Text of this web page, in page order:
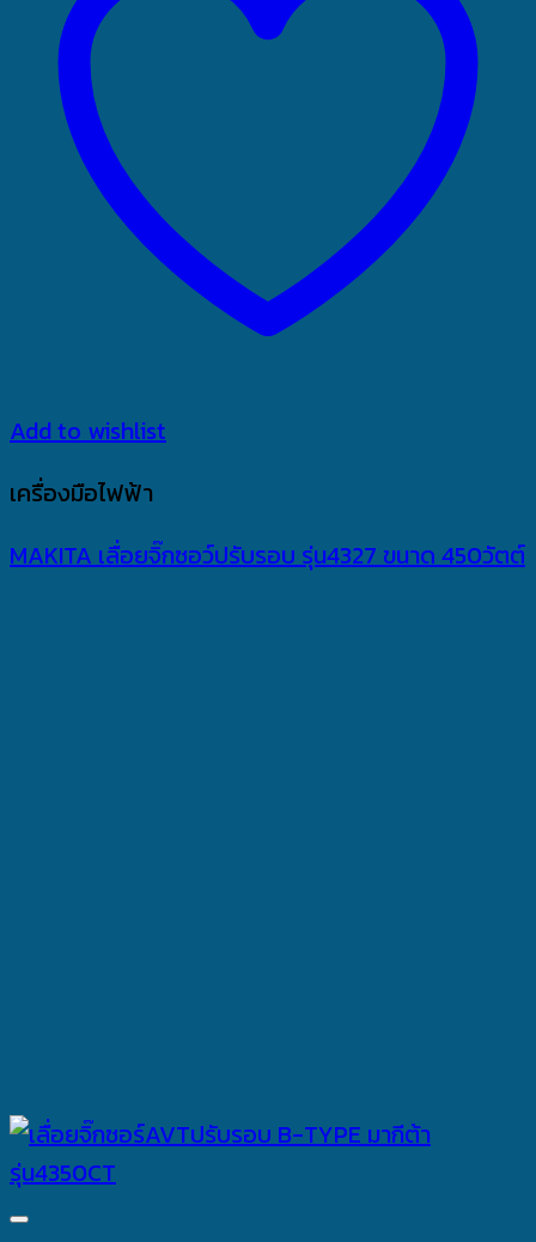
Add to wishlist
เครื่องมือไฟฟ้า
MAKITA เลื่อยจิ๊กซอว์ปรับรอบ รุ่น4327 ขนาด 450วัตต์